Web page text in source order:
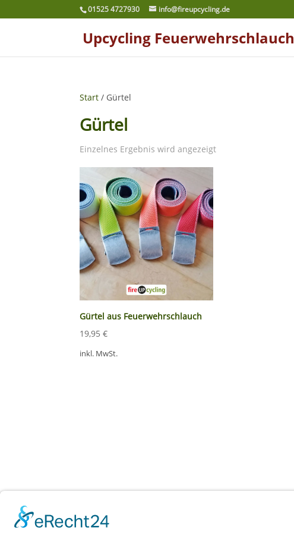
01525 4727930 info@fireupcycling.de
Upcycling Feuerwehrschlauch
Start / Gürtel
Gürtel
Einzelnes Ergebnis wird angezeigt
Gürtel aus Feuerwehrschlauch
19,95€
inkl. MwSt.